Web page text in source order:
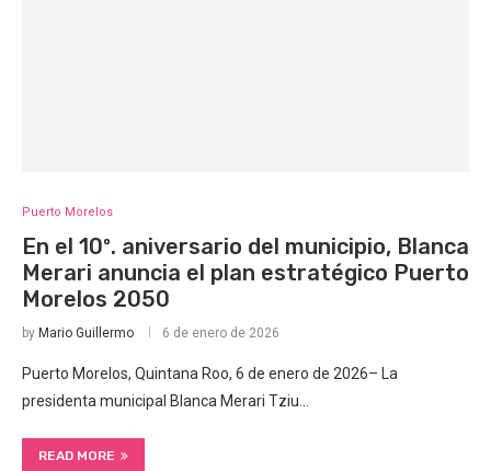
Puerto Morelos
En el 10º. aniversario del municipio, Blanca
Merari anuncia el plan estratégico Puerto
Morelos 2050
by Mario Guillermo 6 de enero de 2026
Puerto Morelos, Quintana Roo, 6 de enero de 2026– La
presidenta municipal Blanca Merari Tziu…
READ MORE